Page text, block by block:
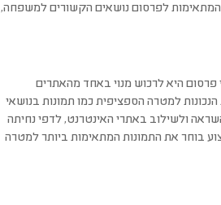
המתאימות לפרסום נושאים הקשורים למשפחה,
היא לרכוש מנוי באחד מהאתרים
למטרה הספציפית כמו תמונות בנושאי
ולשילוב באתרי האינטרנט, לדפי נחיתה
בוחר את התמונות המתאימות ביותר למטרה